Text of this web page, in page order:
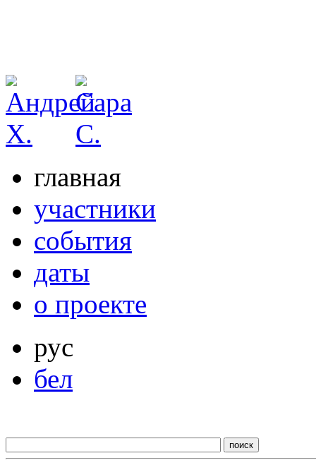
главная
участники
события
даты
о проекте
рус
бел